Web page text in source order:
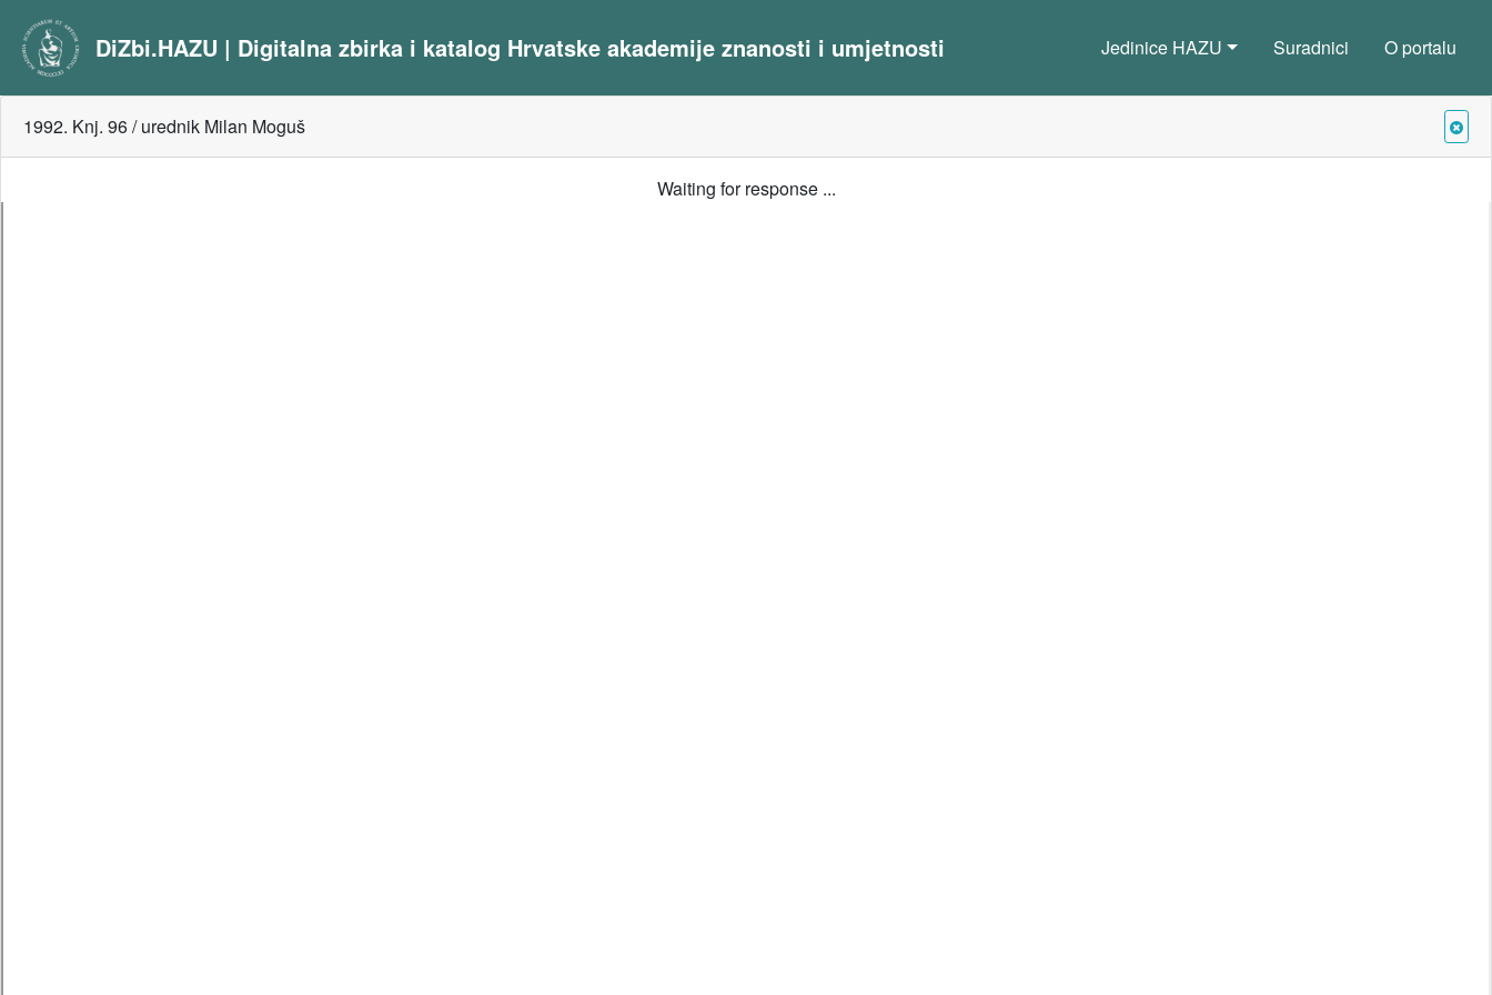
DiZbi.HAZU | Digitalna zbirka i katalog Hrvatske akademije znanosti i umjetnosti Jedinice HAZU Suradnici O portalu
1992. Knj. 96 / urednik Milan Moguš
Waiting for response ...